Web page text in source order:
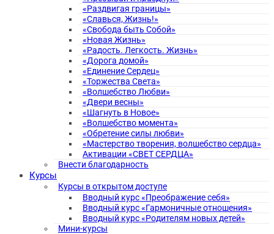
«Раздвигая границы»
«Славься, Жизнь!»
«Свобода быть Собой»
«Новая Жизнь»
«Радость. Легкость. Жизнь»
«Дорога домой»
«Единение Сердец»
«Торжества Света»
«Волшебство Любви»
«Двери весны»
«Шагнуть в Новое»
«Волшебство момента»
«Обретение силы любви»
«Мастерство творения, волшебство сердца»
Активации «СВЕТ СЕРДЦА»
Внести благодарность
Курсы
Курсы в открытом доступе
Вводный курс «Преображение себя»
Вводный курс «Гармоничные отношения»
Вводный курс «Родителям новых детей»
Мини-курсы